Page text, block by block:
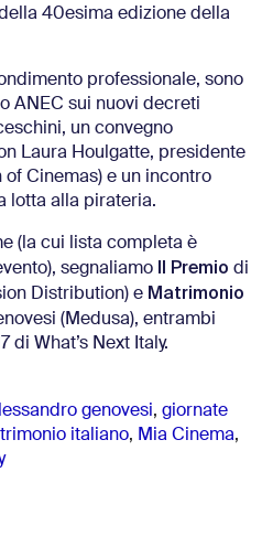
40esima edizione della
professionale, sono
ANEC sui nuovi decreti
un convegno
Laura Houlgatte, presidente
Cinemas) e un incontro
lotta alla pirateria.
(la cui lista completa è
segnaliamo Il Premio di
Distribution) e Matrimonio
(Medusa), entrambi
di What’s Next Italy.
genovesi, giornate
italiano, Mia Cinema,